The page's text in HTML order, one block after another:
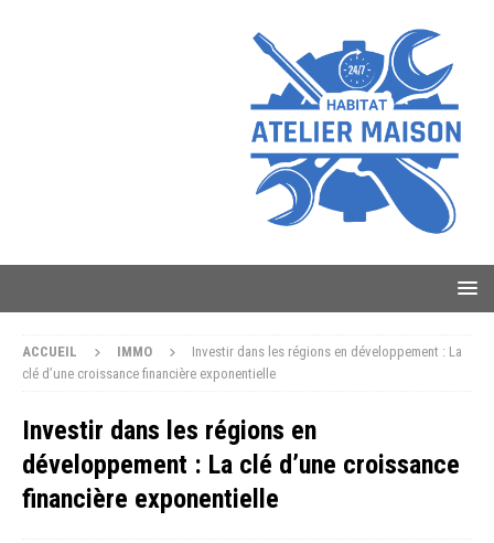
ACCUEIL IMMO
Investir dans les régions en développement : La
clé d’une croissance financière exponentielle
Investir dans les régions en
développement : La clé d’une croissance
financière exponentielle